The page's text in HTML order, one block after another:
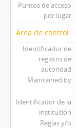
Puntos de acceso
por lugar
Área de control
Identificador de
registro de
autoridad
Maintained by
Identificador de la
institución
Reglas y/o